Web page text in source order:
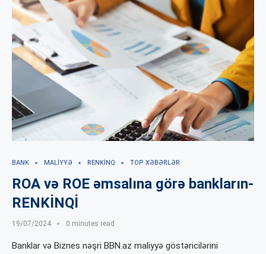
BANK MALIYYƏ RENKINQ TOP XƏBƏRLƏR
ROA və ROE əmsalına görə bankların-
RENKİNQİ
19/07/2024 0 minutes read
Banklar və Biznes nəşri BBN.az maliyyə göstəricilərini